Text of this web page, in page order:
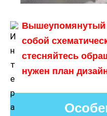
Вышеупомянутый
собой
стесняйтесь
нужен план